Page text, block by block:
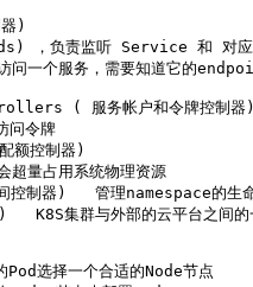
)
，负责监听 Service 和 对应
问一个服务，需要知道它的
( 服务帐户和令牌控制
问令牌
控制器)
超量占用系统物理资源
制器)   管理namespace的生
集群与外部的云平台之间的
Pod选择一个合适的Node节点